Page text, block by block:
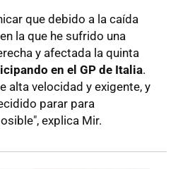
que debido a la caída
la que he sufrido una
y afectada la quinta
en el GP de Italia.
alta velocidad y exigente, y
parar para
explica Mir.